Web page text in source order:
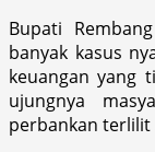
Bupati
banyak kasus
keuangan yang
ujungnya
perbankan terlilit